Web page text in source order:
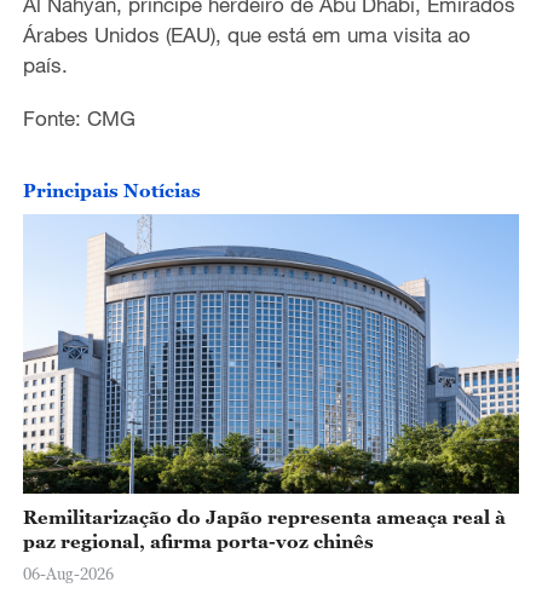
Árabes Unidos (EAU), que está em uma visita ao
país.
Fonte: CMG
Principais Notícias
Remilitarização do Japão representa ameaça real à
paz regional, afirma porta-voz chinês
06-Aug-2026